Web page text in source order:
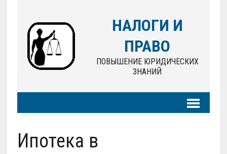
НАЛОГИ И
ПРАВО
ПОВЫШЕНИЕ ЮРИДИЧЕСКИХ
ЗНАНИЙ
Ипотека в